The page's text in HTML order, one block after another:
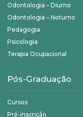
Odontologia – Diurno
Odontologia – Noturno
Pedagogia
Psicologia
Terapia Ocupacional
Pós-Graduação
Cursos
Pré-inscrição